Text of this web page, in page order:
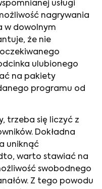
usługi
nagrywania
w dowolnym
że nie
ulubionego
na pakiety
programu od
trzeba się liczyć z
Dokładna
uniknąć
warto stawiać na
swobodnego
Z tego powodu